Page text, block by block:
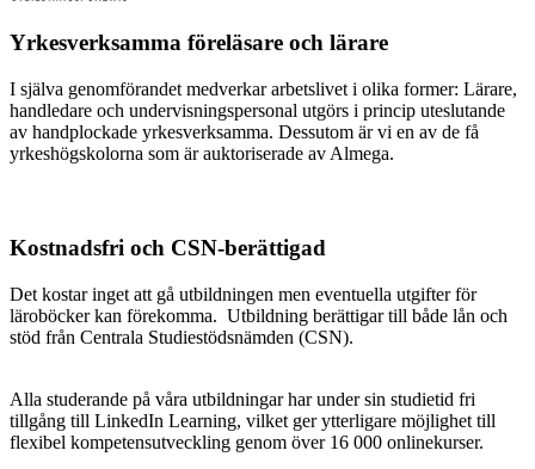
Yrkesverksamma föreläsare och lärare
I själva genomförandet medverkar arbetslivet i olika former: Lärare,
handledare och undervisningspersonal utgörs i princip uteslutande
av handplockade yrkesverksamma. Dessutom är vi en av de få
yrkeshögskolorna som är auktoriserade av Almega.
Kostnadsfri och CSN-berättigad
Det kostar inget att gå utbildningen men eventuella utgifter för
läroböcker kan förekomma. Utbildning berättigar till både lån och
stöd från Centrala Studiestödsnämden (CSN).
Alla studerande på våra utbildningar har under sin studietid fri
tillgång till LinkedIn Learning, vilket ger ytterligare möjlighet till
flexibel kompetensutveckling genom över 16 000 onlinekurser.